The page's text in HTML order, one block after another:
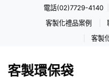
電話(02)7729-4140
客製化禮品案例
客製
客製環保袋